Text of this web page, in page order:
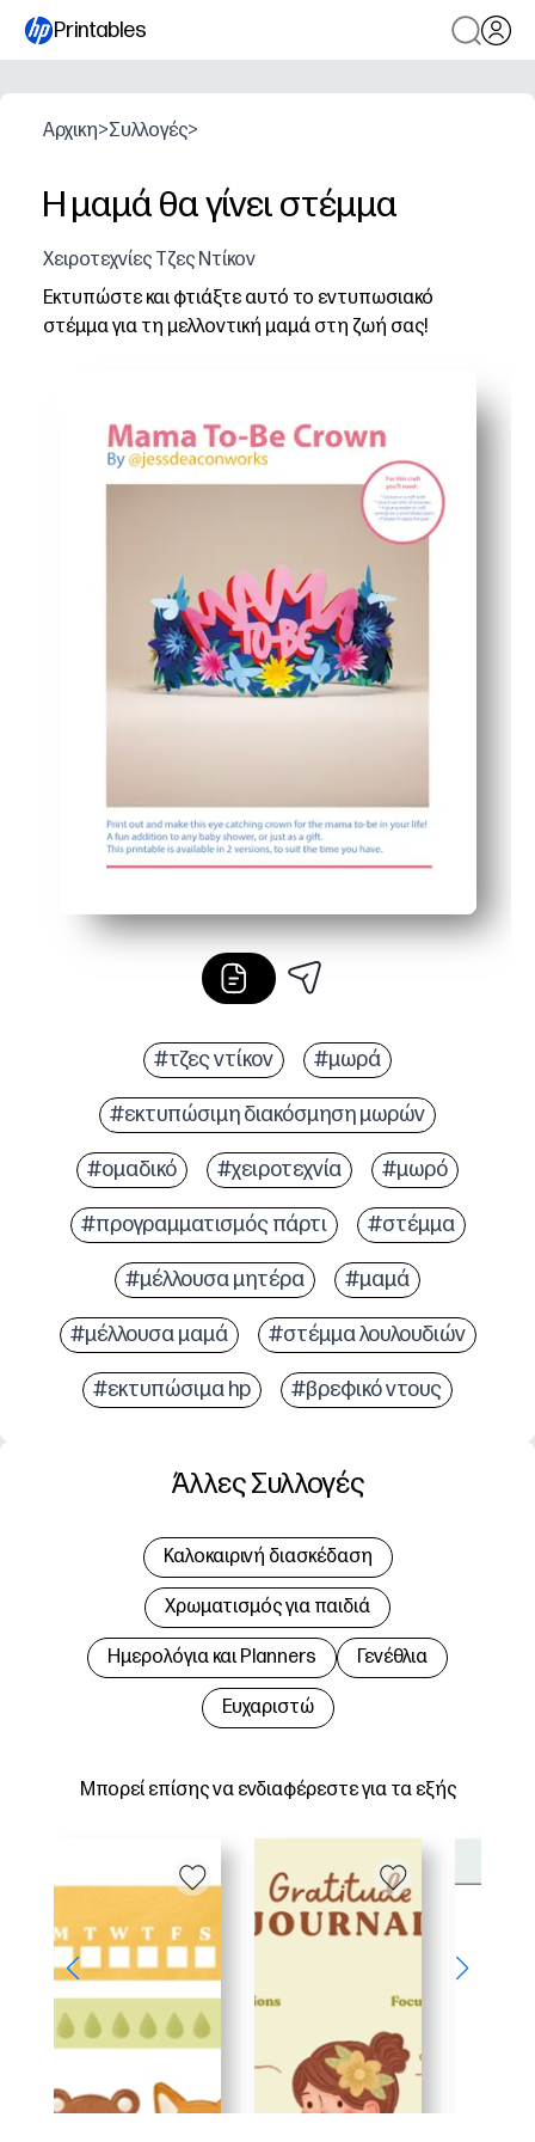
Printables
Αρχικη>Συλλογές>
Η μαμά θα γίνει στέμμα
Χειροτεχνίες Τζες Ντίκον
Εκτυπώστε και φτιάξτε αυτό το εντυπωσιακό
στέμμα για τη μελλοντική μαμά στη ζωή σας!
Επιλέξτε το ρυθμό σας - χρησιμοποιήστε τη
Ρυθμιζόμενη εφαρμογή - απλά κόψτε, στη συνέχεια
Κεντρικό κομμάτι έτοιμο για φωτογραφίες - θα
#τζες ντίκον #μωρά
#εκτυπώσιμη διακόσμηση μωρών
#ομαδικό #χειροτεχνία #μωρό
#προγραμματισμός πάρτι #στέμμα
#μέλλουσα μητέρα #μαμά
#μέλλουσα μαμά #στέμμα λουλουδιών
#εκτυπώσιμα hp #βρεφικό ντους
Μπορεί επίσης να ενδιαφέρεστε για τα εξής
Άλλες Συλλογές
Καλοκαιρινή διασκέδαση
Χρωματισμός για παιδιά
Hμερολόγια και Planners Γενέθλια
Ευχαριστώ